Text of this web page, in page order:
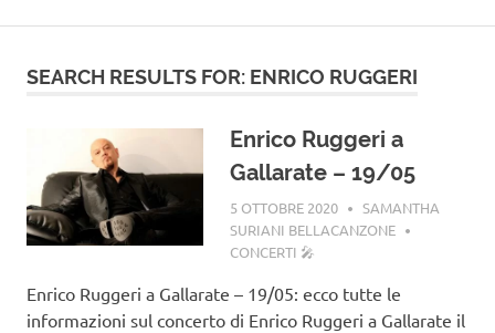
SEARCH RESULTS FOR: ENRICO RUGGERI
Enrico Ruggeri a
Gallarate – 19/05
5 OTTOBRE 2020
SAMANTHA
SURIANI BELLACANZONE
CONCERTI 🎤
Enrico Ruggeri a Gallarate – 19/05: ecco tutte le
informazioni sul concerto di Enrico Ruggeri a Gallarate il